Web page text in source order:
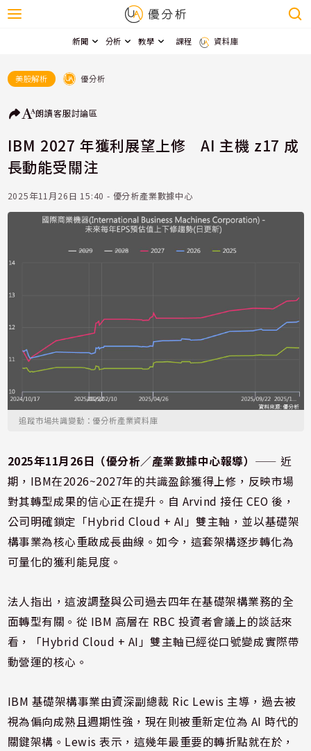
新聞 分析 教學 課程 資料庫
美股解析 優分析
朗讀客服討論區
IBM 2027 年獲利展望上修 AI 主機 z17 成
長動能受關注
2025年11月26日 15:40 - 優分析產業數據中心
追蹤市場共識變動：優分析產業資料庫
2025年11月26日（優分析／產業數據中心報導） ⸺ 近
期，IBM在2026~2027年的共識盈餘獲得上修，反映市場
對其轉型成果的信心正在提升。自 Arvind 接任 CEO 後，
公司明確鎖定「Hybrid Cloud + AI」雙主軸，並以基礎架
構事業為核心重啟成長曲線。如今，這套架構逐步轉化為
可量化的獲利能見度。
法人指出，這波調整與公司過去四年在基礎架構業務的全
面轉型有關。從 IBM 高層在 RBC 投資者會議上的談話來
看，「Hybrid Cloud + AI」雙主軸已經從口號變成實際帶
動營運的核心。
IBM 基礎架構事業由資深副總裁 Ric Lewis 主導，過去被
視為偏向成熟且週期性強，現在則被重新定位為 AI 時代的
關鍵架構。Lewis 表示，這幾年最重要的轉折點就在於，